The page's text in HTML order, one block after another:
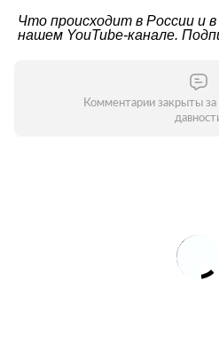
Что происходит в России и
нашем YouTube-канале.
Комментарии закрыты за